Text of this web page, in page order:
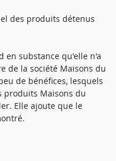
des produits détenus
en substance qu'elle n'a
de la société Maisons du
de bénéfices, lesquels
produits Maisons du
Elle ajoute que le